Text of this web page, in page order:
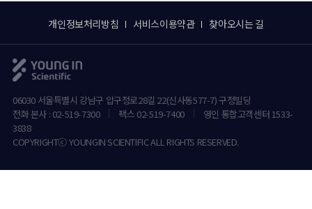
개인정보처리방침 서비스이용약관 찾아오시는 길
06030 서울특별시 강남구 압구정로28길 22(신사동577-7) 구정빌딩
전화 본사 : 02-519-7300
팩스 02-519-7400
영인 통합고객센터 1533-
3838
COPYRIGHTⓒ YOUNGIN SCIENTIFIC ALL RIGHTS RESERVED.